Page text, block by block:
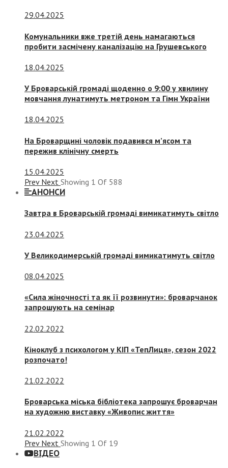
29.04.2025
Комунальники вже третій день намагаються
пробити засмічену каналізацію на Грушевського
18.04.2025
У Броварській громаді щоденно о 9:00 у хвилину
мовчання лунатимуть метроном та Гімн України
18.04.2025
На Броварщині чоловік подавився м’ясом та
пережив клінічну смерть
15.04.2025
Prev Next Showing 1 Of 588
АНОНСИ
Завтра в Броварській громаді вимикатимуть світло
23.04.2025
У Великодимерській громаді вимикатимуть світло
08.04.2025
«Сила жіночності та як її розвинути»: броварчанок
запрошують на семінар
22.02.2022
Кіноклуб з психологом у КІП «ТепЛиця», сезон 2022
розпочато!
21.02.2022
Броварська міська бібліотека запрошує броварчан
на художню виставку «Живопис життя»
21.02.2022
Prev Next Showing 1 Of 19
ВІДЕО